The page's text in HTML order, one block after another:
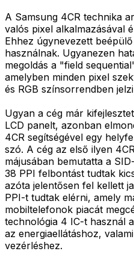
A Samsung 4CR technika
valós pixel alkalmazásával
Ehhez úgynevezett
használnak. Ugyanezen
megoldás a "field
amelyben minden pixel
és RGB színsorrendben
Ugyan a cég már
LCD panelt, azonban
4CR segítségével egy
szó. A cég az első ilyen
májusában bemutatta a
38 PPI felbontást tudtak
azóta jelentősen fel kellett
PPI-t tudtak elérni, amely
mobiltelefonok piacát
technológia 4 IC-t használ
az energiaellátáshoz,
vezérléshez.